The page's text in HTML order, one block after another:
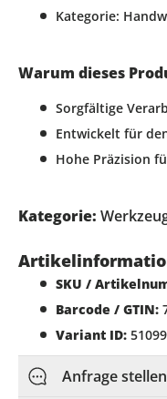
Kategorie:
Warum dieses
Sorgfältige
Entwickelt für
Hohe Präzision
Kategorie:
SKU /
Barcode / GTIN:
Variant ID:
Anfrage stellen